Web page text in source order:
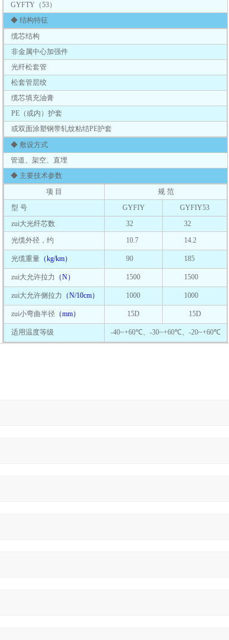
GYFTY（53）
◆ 结构特征
缆芯结构
非金属中心加强件
光纤松套管
松套管层绞
缆芯填充油膏
PE（或内）护套
或双面涂塑钢带轧纹粘结PE护套
◆ 敷设方式
管道、架空、直埋
◆ 主要技术参数
项 目
规 范
型 号
GYFIY
GYFIY53
zui大光纤芯数
32
32
光缆外径，约
10.7 14.2
光缆重量 （kg/km） 90 185
zui大允许拉力 （N） 1500 1500
zui大允许侧拉力 （N/10cm） 1000 1000
zui小弯曲半径 （mm） 15D 15D
适用温度等级 -40~+60℃、-30~+60℃、-20~+60℃